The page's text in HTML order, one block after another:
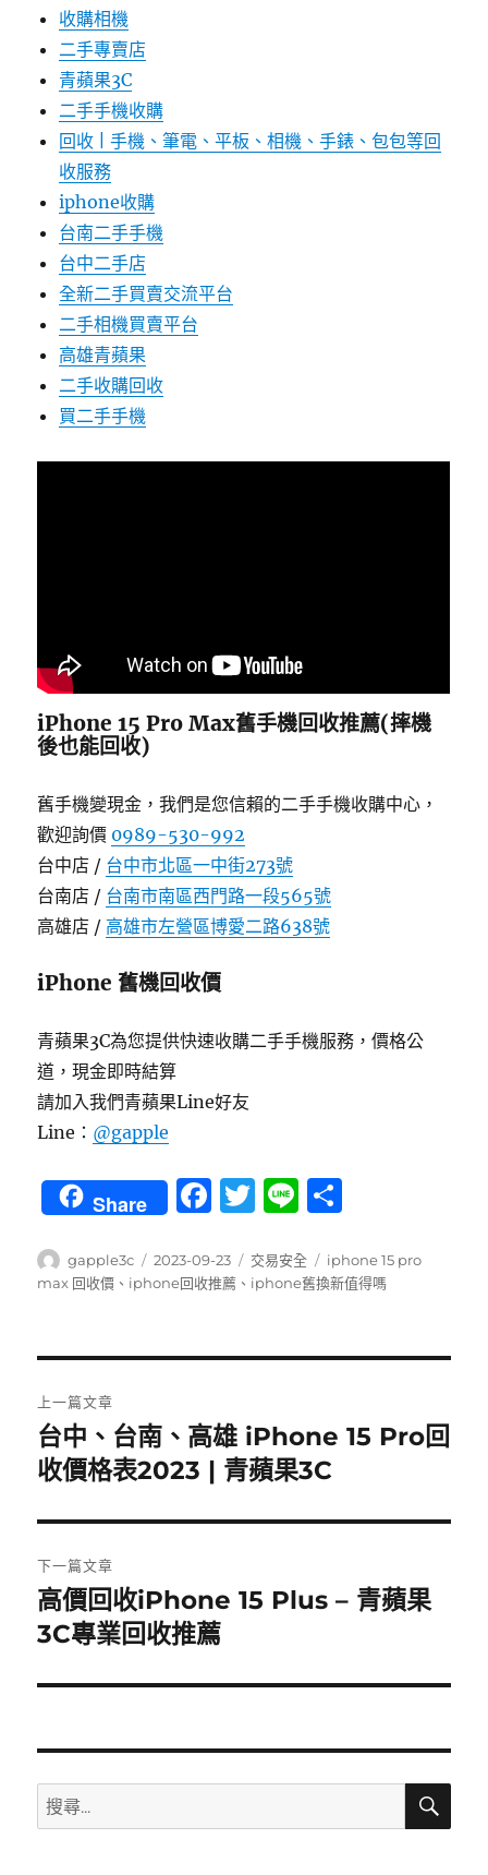
收購相機
二手專賣店
青蘋果3C
二手手機收購
回收 | 手機、筆電、平板、相機、手錶、包包等回
收服務
iphone收購
台南二手手機
台中二手店
全新二手買賣交流平台
二手相機買賣平台
高雄青蘋果
二手收購回收
買二手手機
iPhone 15 Pro Max舊手機回收推薦(摔機
後也能回收)
舊手機變現金，我們是您信賴的二手手機收購中心，
歡迎詢價 0989-530-992
台中店 / 台中市北區一中街273號
台南店 / 台南市南區西門路一段565號
高雄店 / 高雄市左營區博愛二路638號
iPhone 舊機回收價
青蘋果3C為您提供快速收購二手手機服務，價格公
道，現金即時結算
請加入我們青蘋果Line好友
Line： @gapple
Share
F
c
e
o
k
T
it
te
Li
e
作
者
gapple3c
發
佈
2023-09-23
分
類
交易安全
標
籤
iphone 15 pro
max 回收價 、 iphone回收推薦 、 iphone舊換新值得嗎
章
導
覽
上一篇文章
上
一
文
章:
台中、台南、高雄 iPhone 15 Pro回
收價格表2023 | 青蘋果3C
下一篇文章
下
一
文
高價回收iPhone 15 Plus – 青蘋果
3C專業回收推薦
搜
尋
搜